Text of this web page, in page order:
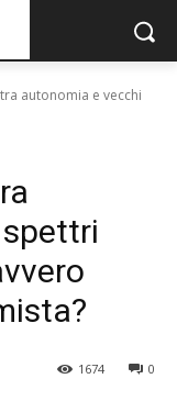
autonomia e vecchi
0
1674